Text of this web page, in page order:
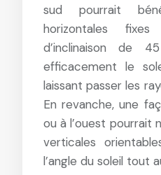
sud pourrait
horizontales
d’inclinaison de
efficacement le
laissant passer les
En revanche, une
ou à l’ouest pourrait
verticales
l’angle du soleil tout